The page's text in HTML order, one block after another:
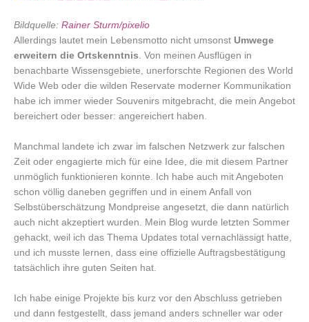
Bildquelle: Rainer Sturm/pixelio
Allerdings lautet mein Lebensmotto nicht umsonst Umwege
erweitern die Ortskenntnis. Von meinen Ausflügen in
benachbarte Wissensgebiete, unerforschte Regionen des World
Wide Web oder die wilden Reservate moderner Kommunikation
habe ich immer wieder Souvenirs mitgebracht, die mein Angebot
bereichert oder besser: angereichert haben.
Manchmal landete ich zwar im falschen Netzwerk zur falschen
Zeit oder engagierte mich für eine Idee, die mit diesem Partner
unmöglich funktionieren konnte. Ich habe auch mit Angeboten
schon völlig daneben gegriffen und in einem Anfall von
Selbstüberschätzung Mondpreise angesetzt, die dann natürlich
auch nicht akzeptiert wurden. Mein Blog wurde letzten Sommer
gehackt, weil ich das Thema Updates total vernachlässigt hatte,
und ich musste lernen, dass eine offizielle Auftragsbestätigung
tatsächlich ihre guten Seiten hat.
Ich habe einige Projekte bis kurz vor den Abschluss getrieben
und dann festgestellt, dass jemand anders schneller war oder